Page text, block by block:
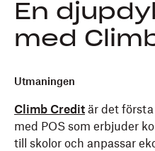
En
med
Utmaningen
Climb Credit är det
med POS som erbjuder
till skolor och anpassar